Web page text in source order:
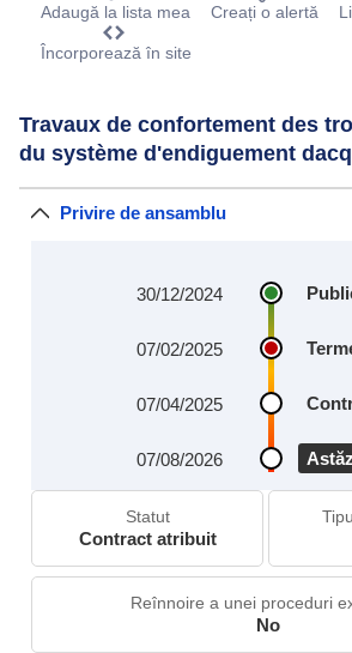
Adaugă la lista mea Creați o alertă
Încorporează în site
Travaux de confortement des
du système d'endiguement
Privire de ansamblu
30/12/2024
07/02/2025
07/04/2025
07/08/2026
Statut
Contract atribuit
Reînnoire a unei proceduri
No